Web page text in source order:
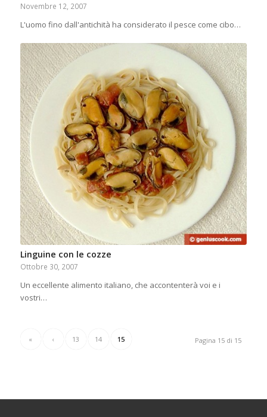
Novembre 12, 2007
L'uomo fino dall'antichità ha considerato il pesce come cibo…
Linguine con le cozze
Ottobre 30, 2007
Un eccellente alimento italiano, che accontenterà voi e i
vostri…
Pagina 15 di 15
« ‹ 13 14 15